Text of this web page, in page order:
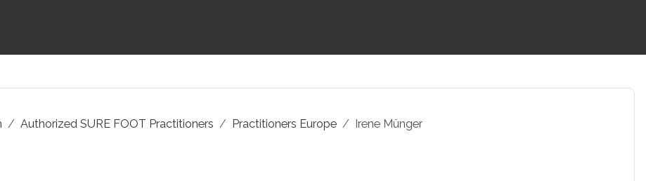
Authorized SURE FOOT Practitioners Practitioners Europe Irene Münger